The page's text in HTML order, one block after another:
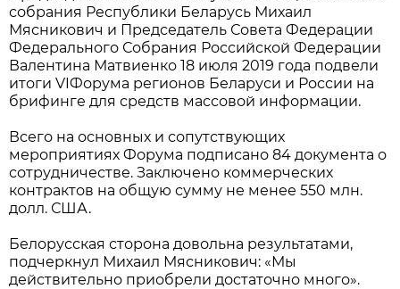
собрания Республики Беларусь Михаил
Мясникович и Председатель Совета Федерации
Федерального Собрания Российской Федерации
Валентина Матвиенко 18 июля 2019 года подвели
итоги VIФорума регионов Беларуси и России на
брифинге для средств массовой информации.
Всего на основных и сопутствующих
мероприятиях Форума подписано 84 документа о
сотрудничестве. Заключено коммерческих
контрактов на общую сумму не менее 550 млн.
долл. США.
Белорусская сторона довольна результатами,
подчеркнул Михаил Мясникович: «Мы
действительно приобрели достаточно много».